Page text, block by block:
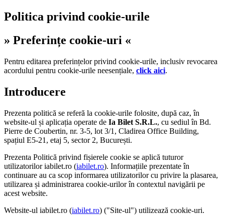
Politica privind cookie-urile
» Preferințe cookie-uri «
Pentru editarea preferințelor privind cookie-urile, inclusiv revocarea
acordului pentru cookie-urile neesențiale, click aici.
Introducere
Prezenta politică se referă la cookie-urile folosite, după caz, în
website-ul și aplicația operate de Ia Bilet S.R.L., cu sediul în Bd.
Pierre de Coubertin, nr. 3-5, lot 3/1, Cladirea Office Building,
spațiul E5-21, etaj 5, sector 2, București.
Prezenta Politică privind fișierele cookie se aplică tuturor
utilizatorilor iabilet.ro (iabilet.ro). Informațiile prezentate în
continuare au ca scop informarea utilizatorilor cu privire la plasarea,
utilizarea și administrarea cookie-urilor în contextul navigării pe
acest website.
Website-ul iabilet.ro (iabilet.ro) ("Site-ul") utilizează cookie-uri.